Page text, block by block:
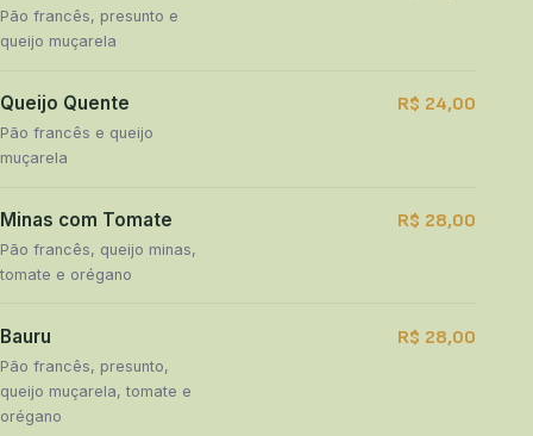
Pão francês, presunto e
queijo muçarela
Queijo Quente
Pão francês e queijo
muçarela
R$ 24,00
Minas com Tomate
Pão francês, queijo minas,
tomate e orégano
R$ 28,00
Bauru
Pão francês, presunto,
queijo muçarela, tomate e
orégano
R$ 28,00